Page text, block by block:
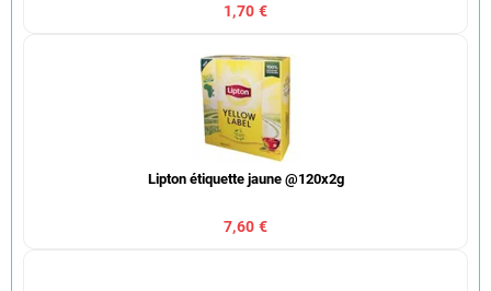
1,70 €
Lipton étiquette jaune @120x2g
7,60 €